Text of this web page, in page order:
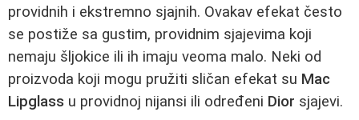
providnih i ekstremno sjajnih. Ovakav efekat često
se postiže sa gustim, providnim sjajevima koji
nemaju šljokice ili ih imaju veoma malo. Neki od
proizvoda koji mogu pružiti sličan efekat su Mac
Lipglass u providnoj nijansi ili određeni Dior sjajevi.